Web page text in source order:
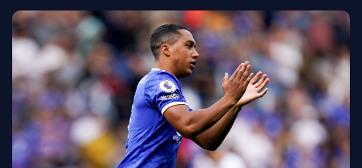
CDM 2026
EDF
PSG
LIGUE 1
REAL MADRID
FC BARCELONE
MANCHESTER UNITED
CHELSEA